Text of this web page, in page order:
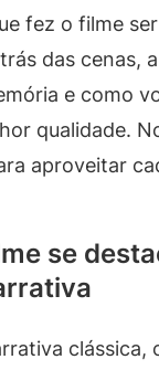
fez o filme
das cenas,
e como
qualidade.
aproveitar
se
clássica,